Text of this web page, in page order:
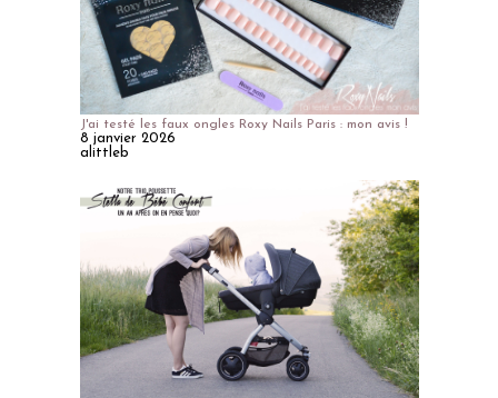
J'ai testé les faux ongles Roxy Nails Paris : mon avis !
8 janvier 2026
alittleb